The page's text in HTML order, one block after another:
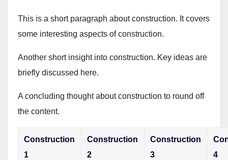
This is a short paragraph about construction. It covers
some interesting aspects of construction.
Another short insight into construction. Key ideas are
briefly discussed here.
A concluding thought about construction to round off
the content.
Construction
1
Construction
2
Construction
3
4